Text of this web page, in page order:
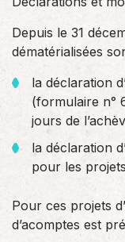
Depuis le 31
dématérialisées
la déclaration
(formulaire n°
jours de
la déclaration
pour les
Pour ces projets
d’acomptes est